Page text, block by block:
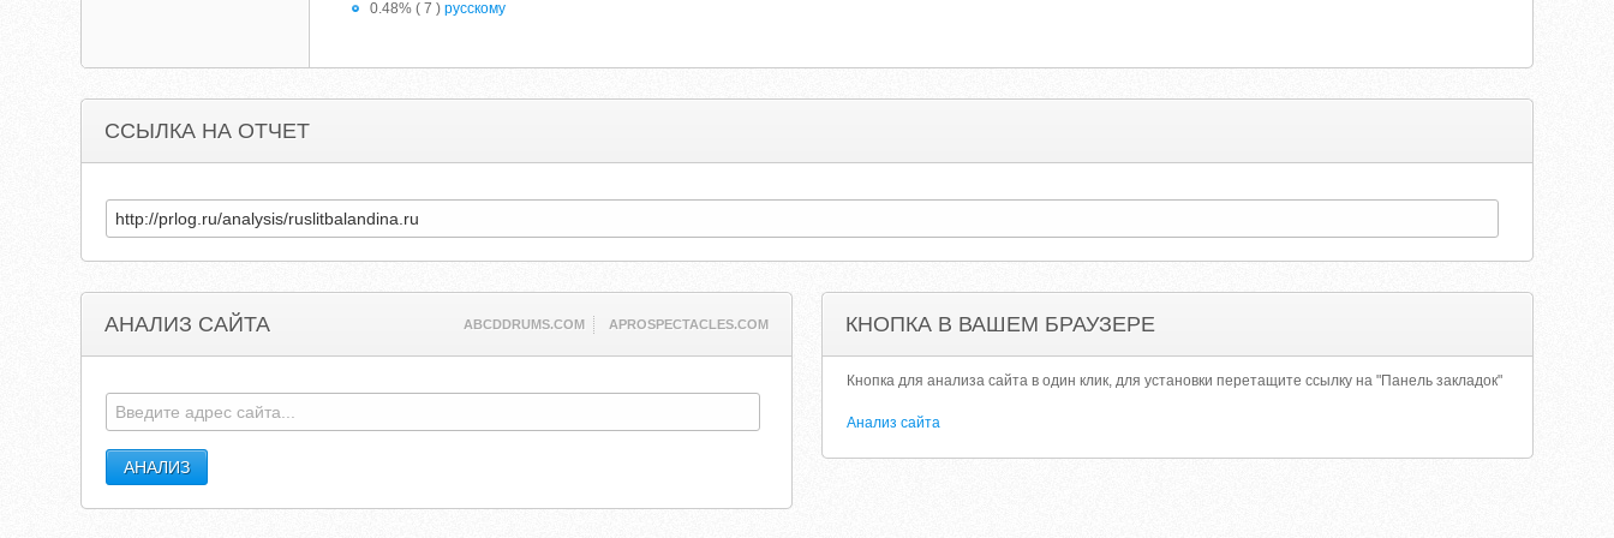
0.48% ( 7 )русскому
ССЫЛКА НА ОТЧЕТ
АНАЛИЗ САЙТА ABCDDRUMS.COM APROSPECTACLES.COM КНОПКА В ВАШЕМ БРАУЗЕРЕ
Кнопка для анализа сайта в один клик, для установки перетащите ссылку на "Панель закладок"
Анализ сайта